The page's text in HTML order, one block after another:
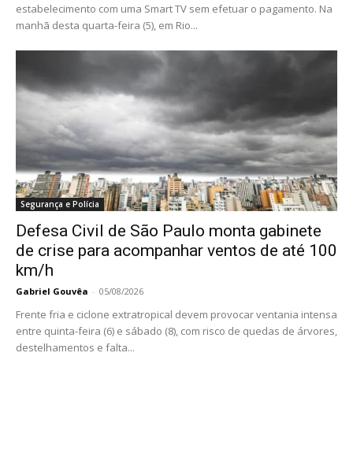
estabelecimento com uma Smart TV sem efetuar o pagamento. Na
manhã desta quarta-feira (5), em Rio...
Segurança e Polícia
Defesa Civil de São Paulo monta gabinete
de crise para acompanhar ventos de até 100
km/h
Gabriel Gouvêa - 05/08/2026
Frente fria e ciclone extratropical devem provocar ventania intensa
entre quinta-feira (6) e sábado (8), com risco de quedas de árvores,
destelhamentos e falta...